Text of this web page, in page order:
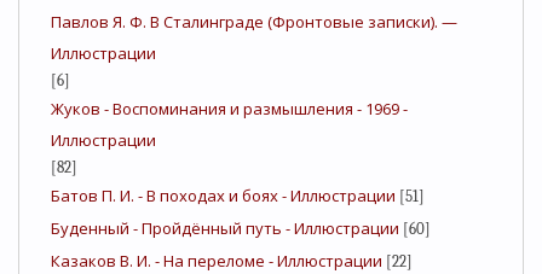
Павлов Я. Ф. В Сталинграде (Фронтовые записки). —
Иллюстрации
[6]
Жуков - Воспоминания и размышления - 1969 -
Иллюстрации
[82]
Батов П. И. - В походах и боях - Иллюстрации [51]
Буденный - Пройдённый путь - Иллюстрации [60]
Казаков В. И. - На переломе - Иллюстрации [22]